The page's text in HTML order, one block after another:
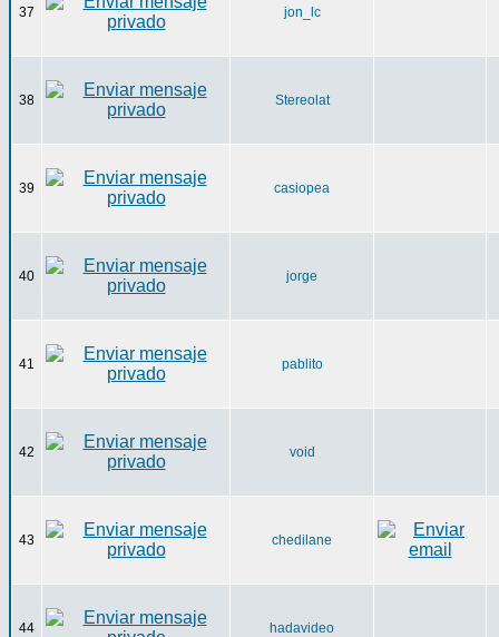
37 jon_lc
38 Stereolat
39 casiopea
40 jorge
41 pablito
42 void
43 chedilane
44 hadavideo